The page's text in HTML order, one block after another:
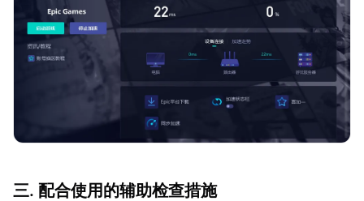
三. 配合使用的辅助检查措施